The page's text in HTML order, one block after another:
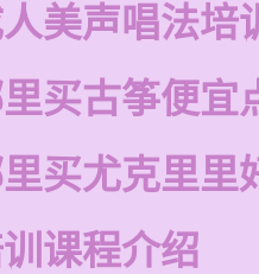
美声唱法培
买古筝便宜
买尤克里里
课程介绍